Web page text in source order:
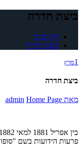
ביצת חדרה
דף הבית
ביצת חדרה
1מרץ
ביצת חדרה
מאת admin Home Page
פרעות הידועות בשם